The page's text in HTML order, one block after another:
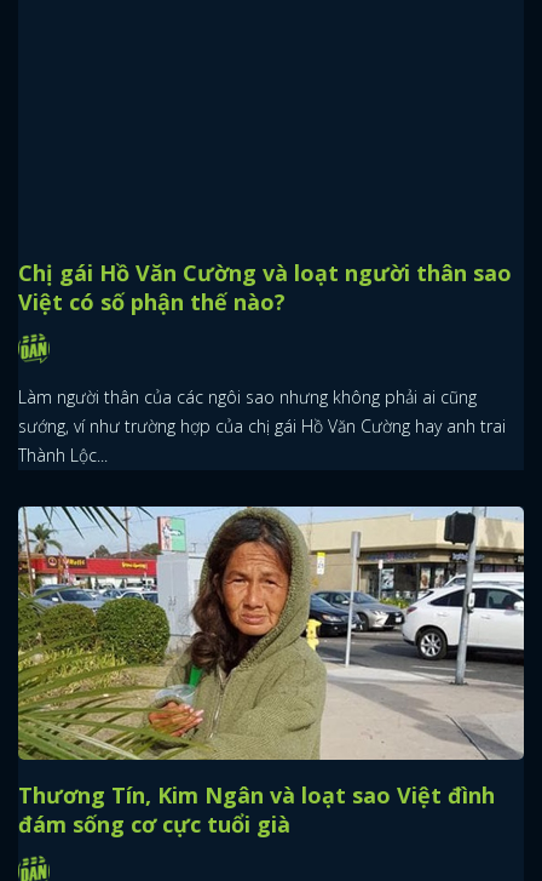
Chị gái Hồ Văn Cường và loạt người thân sao
Việt có số phận thế nào?
Làm người thân của các ngôi sao nhưng không phải ai cũng
sướng, ví như trường hợp của chị gái Hồ Văn Cường hay anh trai
Thành Lộc...
Thương Tín, Kim Ngân và loạt sao Việt đình
đám sống cơ cực tuổi già